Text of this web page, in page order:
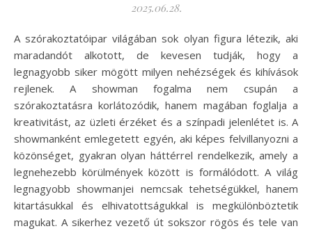
2025.06.28.
A szórakoztatóipar világában sok olyan figura létezik, aki
maradandót alkotott, de kevesen tudják, hogy a
legnagyobb siker mögött milyen nehézségek és kihívások
rejlenek. A showman fogalma nem csupán a
szórakoztatásra korlátozódik, hanem magában foglalja a
kreativitást, az üzleti érzéket és a színpadi jelenlétet is. A
showmanként emlegetett egyén, aki képes felvillanyozni a
közönséget, gyakran olyan háttérrel rendelkezik, amely a
legnehezebb körülmények között is formálódott. A világ
legnagyobb showmanjei nemcsak tehetségükkel, hanem
kitartásukkal és elhivatottságukkal is megkülönböztetik
magukat. A sikerhez vezető út sokszor rögös és tele van